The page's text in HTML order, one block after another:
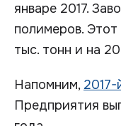
январе 2017.
полимеров.
тыс. тонн и на
Напомним,
Предприятия